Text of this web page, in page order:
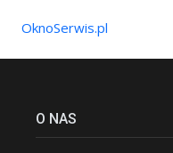
OknoSerwis.pl
O NAS